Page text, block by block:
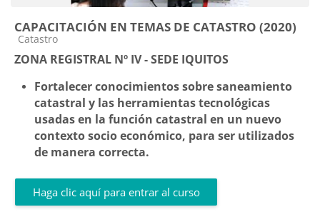
CAPACITACIÓN EN TEMAS DE CATASTRO (2020)
Categoría de cursos
Catastro
ZONA REGISTRAL Nº IV - SEDE IQUITOS
Fortalecer conocimientos sobre saneamiento
catastral y las herramientas tecnológicas
usadas en la función catastral en un nuevo
contexto socio económico, para ser utilizados
de manera correcta.
Haga clic aquí para entrar al curso